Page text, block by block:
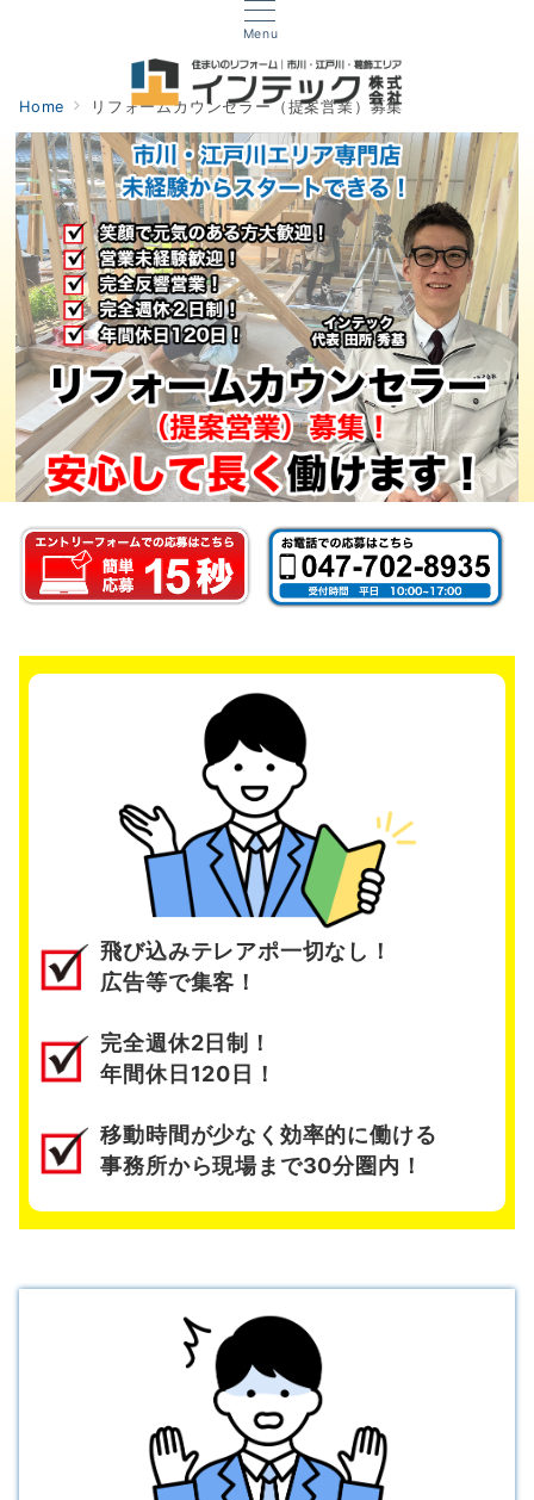
Menu
Home リフォームカウンセラー（提案営業）募集
飛び込みテレアポ一切なし！
広告等で集客！
完全週休2日制！
年間休日120日！
移動時間が少なく効率的に働ける
事務所から現場まで30分圏内！